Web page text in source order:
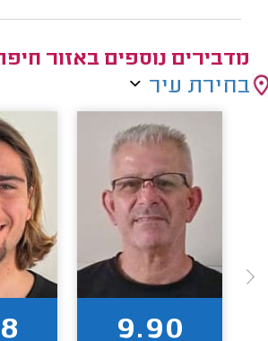
מדבירים נוספים באזור
בחירת עיר
9.90